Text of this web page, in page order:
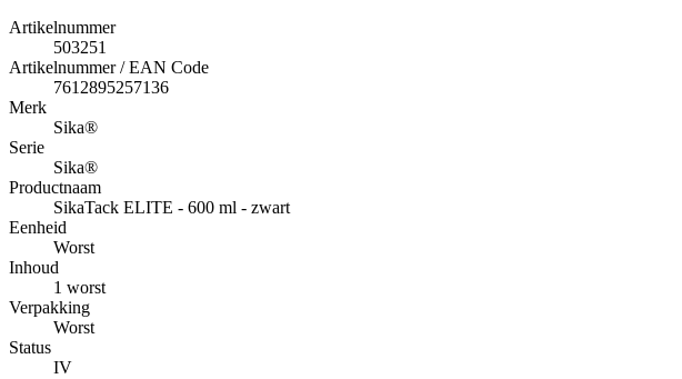
Artikelnummer
503251
Artikelnummer / EAN Code
7612895257136
Merk
Sika®
Serie
Sika®
Productnaam
SikaTack ELITE - 600 ml - zwart
Eenheid
Worst
Inhoud
1 worst
Verpakking
Worst
Status
IV